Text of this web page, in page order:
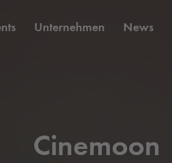
Unternehmen News
Cinemoon